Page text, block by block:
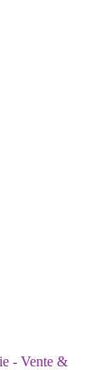
- Vente &